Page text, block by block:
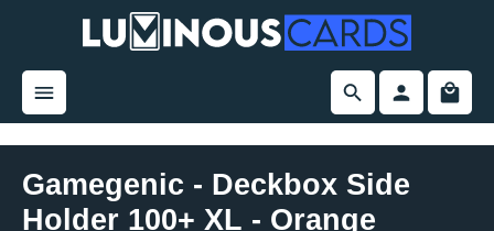
springen
Gamegenic - Deckbox Side
Holder 100+ XL - Orange